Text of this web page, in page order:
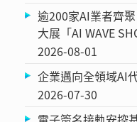
逾200家AI業者齊
大展「AI WAVE
2026-08-01
企業邁向全領域AI
2026-07-30